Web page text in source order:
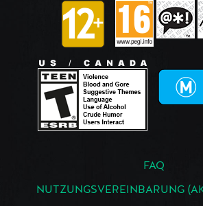
FAQ
NUTZUNGSVEREINBARUNG